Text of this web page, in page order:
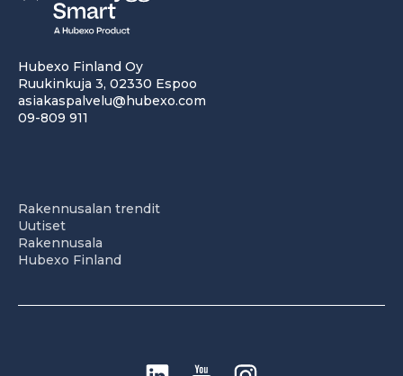
Hubexo Finland Oy
Ruukinkuja 3, 02330 Espoo
asiakaspalvelu@hubexo.com
09-809 911
Rakennusalan trendit
Uutiset
Rakennusala
Hubexo Finland